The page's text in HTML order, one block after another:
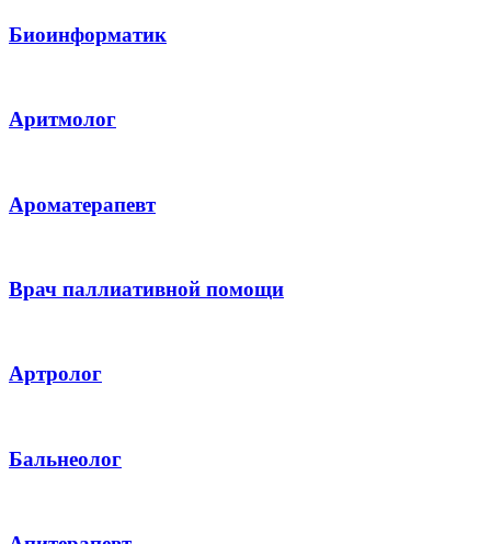
Биоинформатик
Аритмолог
Ароматерапевт
Врач паллиативной помощи
Артролог
Бальнеолог